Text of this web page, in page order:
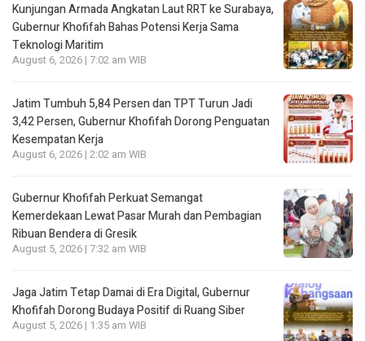
Kunjungan Armada Angkatan Laut RRT ke Surabaya,
Gubernur Khofifah Bahas Potensi Kerja Sama
Teknologi Maritim
August 6, 2026 | 7:02 am WIB
Jatim Tumbuh 5,84 Persen dan TPT Turun Jadi
3,42 Persen, Gubernur Khofifah Dorong Penguatan
Kesempatan Kerja
August 6, 2026 | 2:02 am WIB
Gubernur Khofifah Perkuat Semangat
Kemerdekaan Lewat Pasar Murah dan Pembagian
Ribuan Bendera di Gresik
August 5, 2026 | 7:32 am WIB
Jaga Jatim Tetap Damai di Era Digital, Gubernur
Khofifah Dorong Budaya Positif di Ruang Siber
August 5, 2026 | 1:35 am WIB